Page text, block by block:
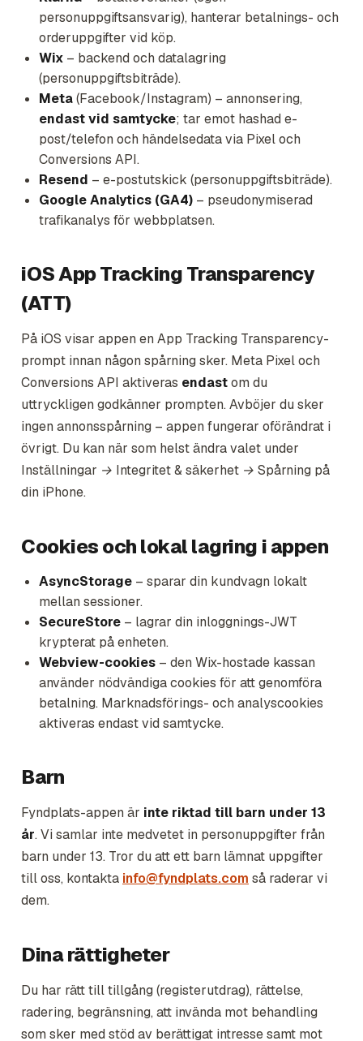
personuppgiftsansvarig), hanterar betalnings- och
orderuppgifter vid köp.
Wix – backend och datalagring
(personuppgiftsbiträde).
Meta(Facebook/Instagram) – annonsering,
endast vid samtycke; tar emot hashad e-
post/telefon och händelsedata via Pixel och
Conversions API.
Resend – e-postutskick (personuppgiftsbiträde).
Google Analytics (GA4) – pseudonymiserad
trafikanalys för webbplatsen.
iOS App Tracking Transparency
(ATT)
På iOS visar appen en App Tracking Transparency-
prompt innan någon spårning sker. Meta Pixel och
Conversions API aktiveras endastom du
uttryckligen godkänner prompten. Avböjer du sker
ingen annonsspårning – appen fungerar oförändrat i
övrigt. Du kan när som helst ändra valet under
Inställningar → Integritet & säkerhet → Spårning på
din iPhone.
Cookies och lokal lagring i appen
AsyncStorage – sparar din kundvagn lokalt
mellan sessioner.
SecureStore – lagrar din inloggnings-JWT
krypterat på enheten.
Webview-cookies – den Wix-hostade kassan
använder nödvändiga cookies för att genomföra
betalning. Marknadsförings- och analyscookies
aktiveras endast vid samtycke.
Barn
Fyndplats-appen är inte riktad till barn under 13
år. Vi samlar inte medvetet in personuppgifter från
barn under 13. Tror du att ett barn lämnat uppgifter
till oss, kontakta info@fyndplats.com så raderar vi
dem.
Dina rättigheter
Du har rätt till tillgång (registerutdrag), rättelse,
radering, begränsning, att invända mot behandling
som sker med stöd av berättigat intresse samt mot